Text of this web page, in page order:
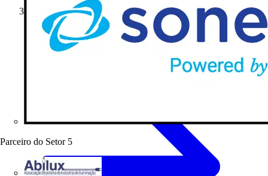
Parceiro do Setor 5
Produtos